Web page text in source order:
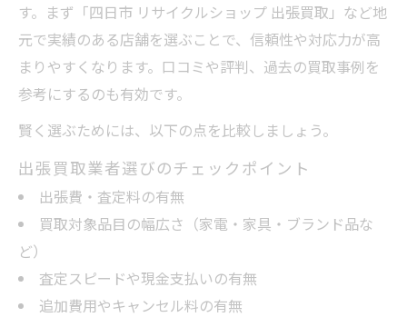
す。まず「四日市 リサイクルショップ 出張買取」など地
元で実績のある店舗を選ぶことで、信頼性や対応力が高
まりやすくなります。口コミや評判、過去の買取事例を
参考にするのも有効です。
賢く選ぶためには、以下の点を比較しましょう。
出張買取業者選びのチェックポイント
出張費・査定料の有無
買取対象品目の幅広さ（家電・家具・ブランド品な
ど）
査定スピードや現金支払いの有無
追加費用やキャンセル料の有無